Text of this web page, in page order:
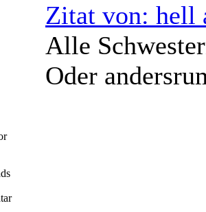
Zitat von: hell
Alle
Oder